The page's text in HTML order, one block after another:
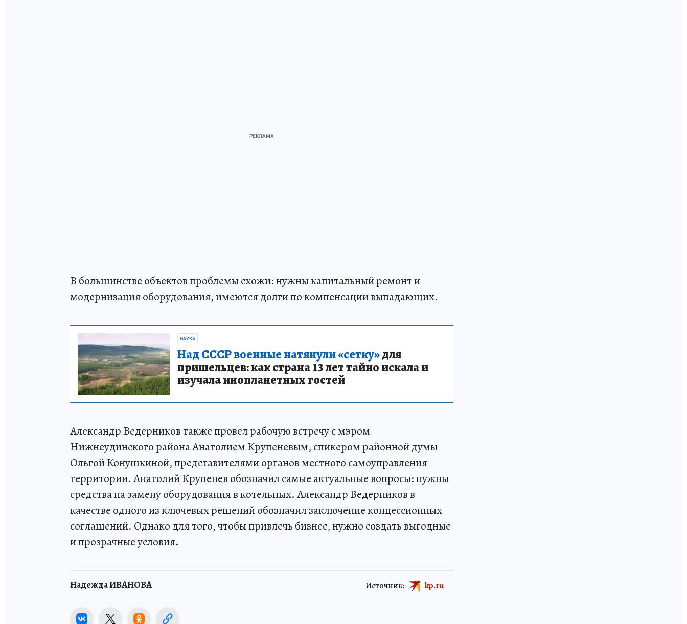
В большинстве объектов проблемы схожи: нужны капитальный ремонт и
модернизация оборудования, имеются долги по компенсации выпадающих.
НАУКА
Над СССР военные натянули «сетку»для
пришельцев: как страна 13 лет тайно искала и
изучала инопланетных гостей
Александр Ведерников также провел рабочую встречу с мэром
Нижнеудинского района Анатолием Крупеневым, спикером районной думы
Ольгой Конушкиной, представителями органов местного самоуправления
территории. Анатолий Крупенев обозначил самые актуальные вопросы: нужны
средства на замену оборудования в котельных. Александр Ведерников в
качестве одного из ключевых решений обозначил заключение концессионных
соглашений. Однако для того, чтобы привлечь бизнес, нужно создать выгодные
и прозрачные условия.
Надежда ИВАНОВА Источник: kp.ru